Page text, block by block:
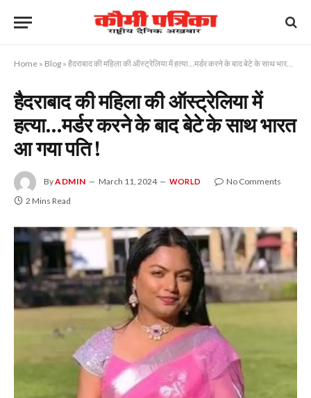
Home » Blog » हैदराबाद की महिला की ऑस्ट्रेलिया में हत्या…मर्डर करने के बाद बेटे के साथ भारत आ गया पति !
हैदराबाद की महिला की ऑस्ट्रेलिया में
हत्या…मर्डर करने के बाद बेटे के साथ भारत
आ गया पति !
ByADMIN March 11, 2024 WORLD
No Comments
2 Mins Read